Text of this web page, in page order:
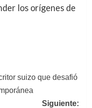
los orígenes de
suizo que desafió
Siguiente: